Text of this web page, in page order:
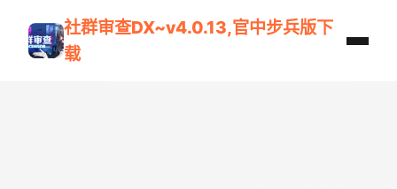
社群审查DX~v4.0.13,官中步兵版下
载